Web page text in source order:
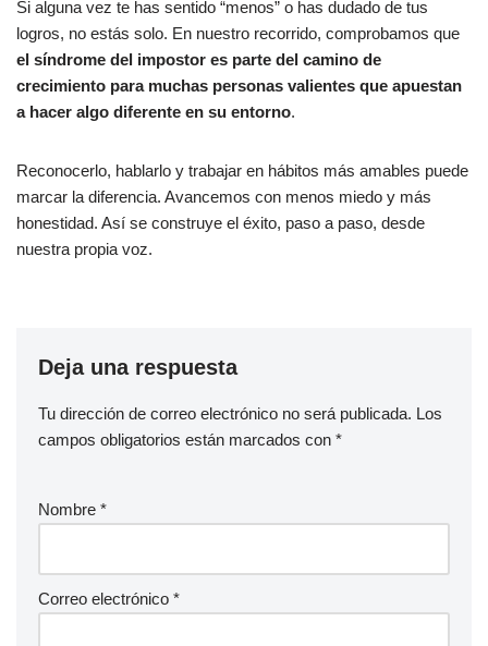
Si alguna vez te has sentido “menos” o has dudado de tus
logros, no estás solo. En nuestro recorrido, comprobamos que
el síndrome del impostor es parte del camino de
crecimiento para muchas personas valientes que apuestan
a hacer algo diferente en su entorno.
Reconocerlo, hablarlo y trabajar en hábitos más amables puede
marcar la diferencia. Avancemos con menos miedo y más
honestidad. Así se construye el éxito, paso a paso, desde
nuestra propia voz.
Deja una respuesta
Tu dirección de correo electrónico no será publicada. Los
campos obligatorios están marcados con *
Nombre *
Correo electrónico *